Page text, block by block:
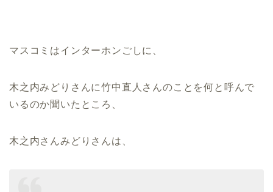
マスコミはインターホンごしに、
木之内みどりさんに竹中直人さんのことを何と呼んで
いるのか聞いたところ、
木之内さんみどりさんは、